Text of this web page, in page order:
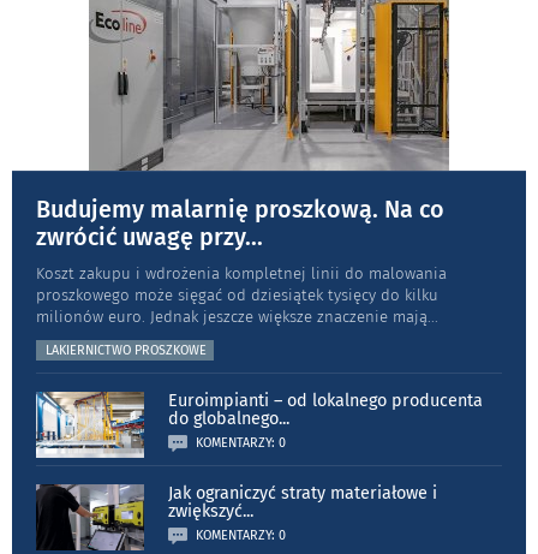
Budujemy malarnię proszkową. Na co
zwrócić uwagę przy...
Koszt zakupu i wdrożenia kompletnej linii do malowania
proszkowego może sięgać od dziesiątek tysięcy do kilku
milionów euro. Jednak jeszcze większe znaczenie mają...
LAKIERNICTWO PROSZKOWE
Euroimpianti – od lokalnego producenta
do globalnego...
KOMENTARZY: 0
Jak ograniczyć straty materiałowe i
zwiększyć...
KOMENTARZY: 0